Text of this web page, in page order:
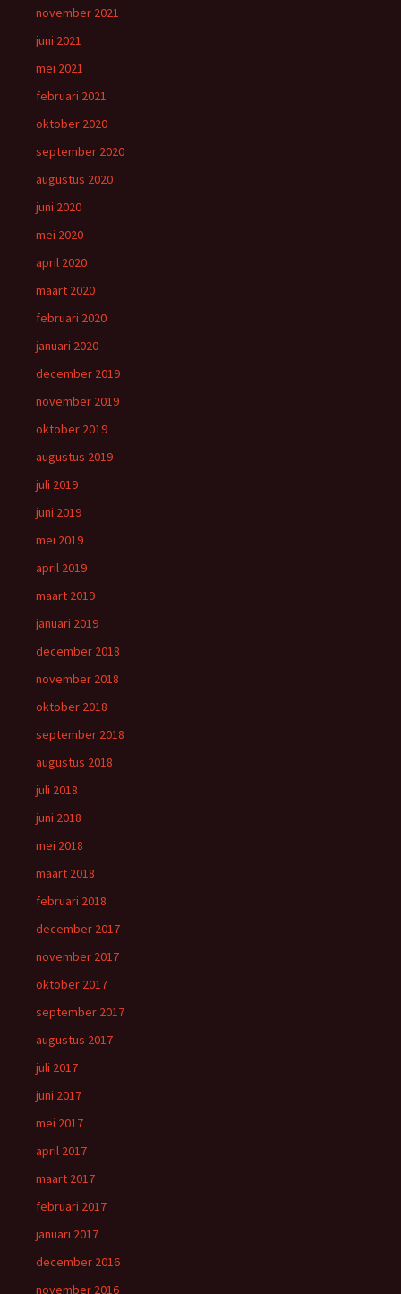
november 2021
juni 2021
mei 2021
februari 2021
oktober 2020
september 2020
augustus 2020
juni 2020
mei 2020
april 2020
maart 2020
februari 2020
januari 2020
december 2019
november 2019
oktober 2019
augustus 2019
juli 2019
juni 2019
mei 2019
april 2019
maart 2019
januari 2019
december 2018
november 2018
oktober 2018
september 2018
augustus 2018
juli 2018
juni 2018
mei 2018
maart 2018
februari 2018
december 2017
november 2017
oktober 2017
september 2017
augustus 2017
juli 2017
juni 2017
mei 2017
april 2017
maart 2017
februari 2017
januari 2017
december 2016
november 2016